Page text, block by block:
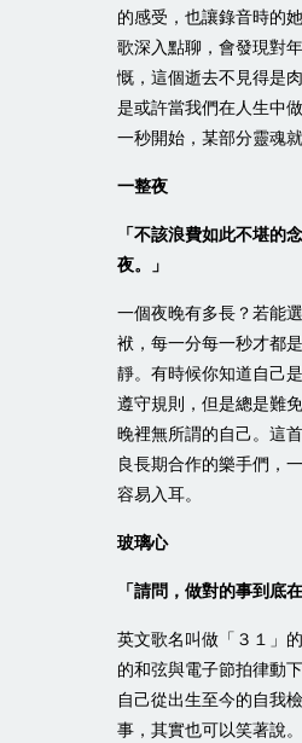
的感受，也讓錄音時的
歌深入點聊，會發現對
慨，這個逝去不見得是
是或許當我們在人生中
一秒開始，某部分靈魂
一整夜
「不該浪費如此不堪的
夜。」
一個夜晚有多長？若能
袱，每一分每一秒才都
靜。有時候你知道自己
遵守規則，但是總是難
晚裡無所謂的自己。這
良長期合作的樂手們，
容易入耳。
玻璃心
「請問，做對的事到底
英文歌名叫做「３１」
的和弦與電子節拍律動
自己從出生至今的自我
事，其實也可以笑著說